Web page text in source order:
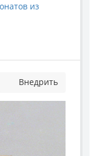
из
Внедрить